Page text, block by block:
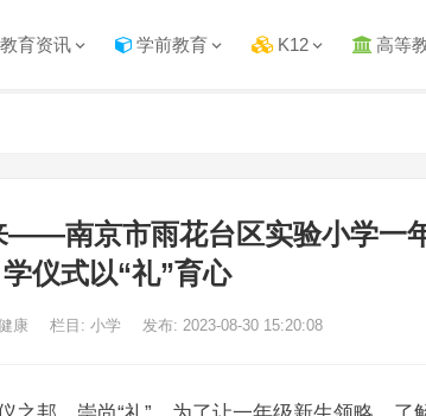
教育资讯 学前教育 K12 高等
——南京市雨花台区实验小学一
学仪式以“礼”育心
康 栏目: 小学 发布: 2023-08-30 15:20:08